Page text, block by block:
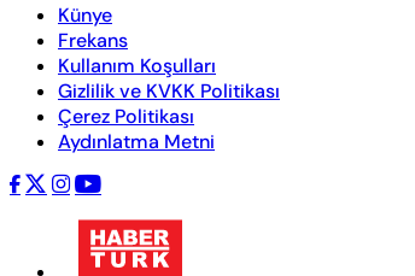
Künye
Frekans
Kullanım Koşulları
Gizlilik ve KVKK Politikası
Çerez Politikası
Aydınlatma Metni